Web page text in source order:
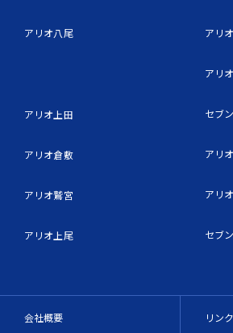
アリオ八尾
アリオ上田
アリオ倉敷
アリオ鷲宮
アリオ上尾
アリ
アリ
セブ
アリ
アリ
セブ
会社概要 リンク